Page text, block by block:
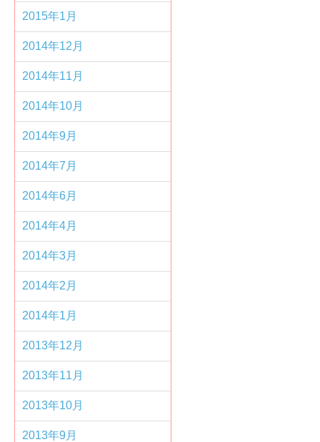
2015年1月
2014年12月
2014年11月
2014年10月
2014年9月
2014年7月
2014年6月
2014年4月
2014年3月
2014年2月
2014年1月
2013年12月
2013年11月
2013年10月
2013年9月